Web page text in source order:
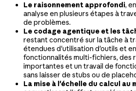
Le raisonnement approfondi,
analyse en plusieurs étapes à
de problèmes.
Le codage agentique et les
restant concentré sur la tâche à
étendues d'utilisation d'outils et
fonctionnalités multi-fichiers, des
importantes et un travail de
sans laisser de stubs ou de
La mise à l'échelle du calcul au